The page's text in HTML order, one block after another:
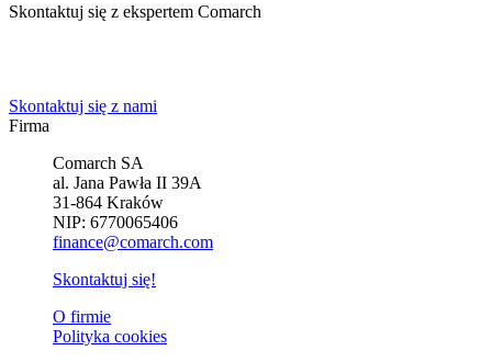
Skontaktuj się z ekspertem Comarch
Skontaktuj się z nami
Firma
Comarch SA
al. Jana Pawła II 39A
31-864 Kraków
NIP: 6770065406
finance@comarch.com
Skontaktuj się!
O firmie
Polityka cookies